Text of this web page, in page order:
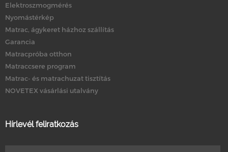
Elektroszmogmérés
Nyomástérkép
Matrac, ágykeret házhoz szállítás
Garancia
Matracpróba otthon
Matraccsere program
Matrac- és matrachuzat tisztítás
NOVETEX vásárlási utalvány
Hírlevél feliratkozás